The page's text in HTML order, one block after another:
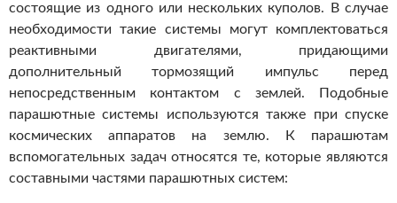
состоящие из одного или нескольких куполов. В случае
необходимости такие системы могут комплектоваться
реактивными двигателями, придающими
дополнительный тормозящий импульс перед
непосредственным контактом с землей. Подобные
парашютные системы используются также при спуске
космических аппаратов на землю. К парашютам
вспомогательных задач относятся те, которые являются
составными частями парашютных систем: